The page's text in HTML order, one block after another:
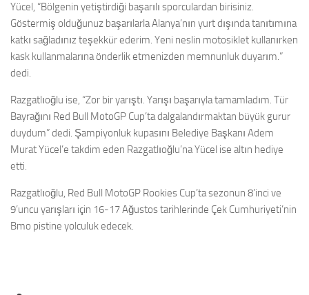
Yücel, “Bölgenin yetiştirdiği başarılı sporculardan birisiniz.
Göstermiş olduğunuz başarılarla Alanya’nın yurt dışında tanıtımına
katkı sağladınız teşekkür ederim. Yeni neslin motosiklet kullanırken
kask kullanmalarına önderlik etmenizden memnunluk duyarım.”
dedi.
Razgatlıoğlu ise, “Zor bir yarıştı. Yarışı başarıyla tamamladım. Tür
Bayrağını Red Bull MotoGP Cup’ta dalgalandırmaktan büyük gurur
duydum” dedi. Şampiyonluk kupasını Belediye Başkanı Adem
Murat Yücel’e takdim eden Razgatlıoğlu’na Yücel ise altın hediye
etti.
Razgatlıoğlu, Red Bull MotoGP Rookies Cup’ta sezonun 8’inci ve
9’uncu yarışları için 16-17 Ağustos tarihlerinde Çek Cumhuriyeti’nin
Bmo pistine yolculuk edecek.